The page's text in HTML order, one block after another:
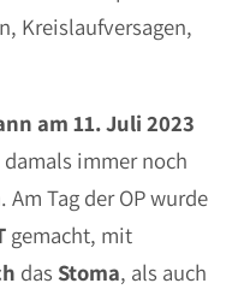
Kreislaufversagen,
am 11. Juli 2023
immer noch
Tag der OP wurde
gemacht, mit
das Stoma, als auch